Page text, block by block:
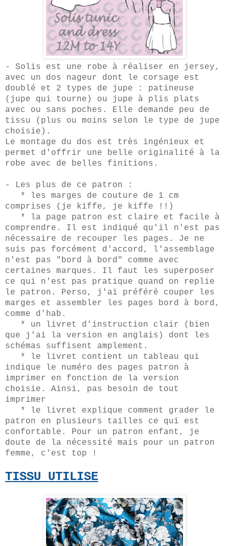
- Solis est une robe à réaliser en jersey,
avec un dos nageur dont le corsage est
doublé et 2 types de jupe : patineuse
(jupe qui tourne) ou jupe à plis plats
avec ou sans poches. Elle demande peu de
tissu (plus ou moins selon le type de jupe
choisie).
Le montage du dos est très ingénieux et
permet d'offrir une belle originalité à la
robe avec de belles finitions.
- Les plus de ce patron :
* les marges de couture de 1 cm
comprises (je kiffe, je kiffe !!)
* la page patron est claire et facile à
comprendre. Il est indiqué qu'il n'est pas
nécessaire de recouper les pages. Je ne
suis pas forcément d'accord, l'assemblage
n'est pas "bord à bord" comme avec
certaines marques. Il faut les superposer
ce qui n'est pas pratique quand on replie
le patron. Perso, j'ai préféré couper les
marges et assembler les pages bord à bord,
comme d'hab.
* un livret d'instruction clair (bien
que j'ai la version en anglais) dont les
schémas suffisent amplement.
* le livret contient un tableau qui
indique le numéro des pages patron à
imprimer en fonction de la version
choisie. Ainsi, pas besoin de tout
imprimer
* le livret explique comment grader le
patron en plusieurs tailles ce qui est
confortable. Pour un patron enfant, je
doute de la nécessité mais pour un patron
femme, c'est top !
TISSU UTILISE